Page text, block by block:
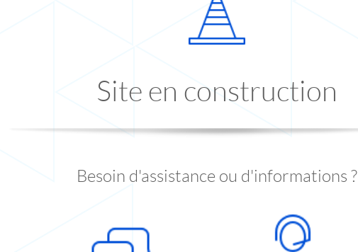
Site en construction
Besoin d'assistance ou d'informations ?